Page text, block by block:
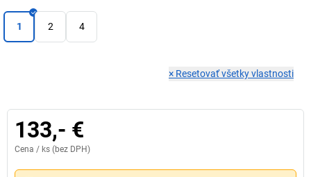
1 2 4
× Resetovať všetky vlastnosti
133,- €
Cena / ks (bez DPH)